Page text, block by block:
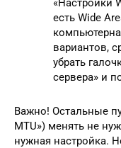
«Настройки
есть Wide
вариантов,
убрать
сервера» и
Важно! Остальные
MTU») менять не
нужная настройка.